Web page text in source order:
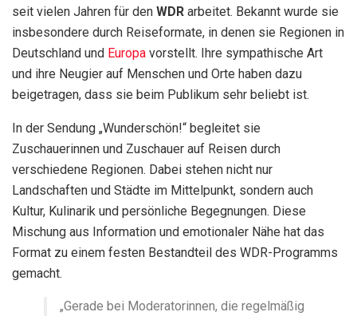
seit vielen Jahren für den WDR arbeitet. Bekannt wurde sie
insbesondere durch Reiseformate, in denen sie Regionen in
Deutschland und Europa vorstellt. Ihre sympathische Art
und ihre Neugier auf Menschen und Orte haben dazu
beigetragen, dass sie beim Publikum sehr beliebt ist.
In der Sendung „Wunderschön!“ begleitet sie
Zuschauerinnen und Zuschauer auf Reisen durch
verschiedene Regionen. Dabei stehen nicht nur
Landschaften und Städte im Mittelpunkt, sondern auch
Kultur, Kulinarik und persönliche Begegnungen. Diese
Mischung aus Information und emotionaler Nähe hat das
Format zu einem festen Bestandteil des WDR-Programms
gemacht.
„Gerade bei Moderatorinnen, die regelmäßig